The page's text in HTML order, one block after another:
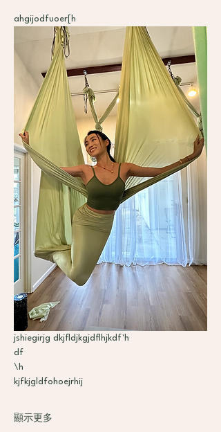
ahgijodfuoer[h
jshiegirjg dkjfldjkgjdflhjkdf'h
df
\h
kjfkjgldfohoejrhij
顯示更多